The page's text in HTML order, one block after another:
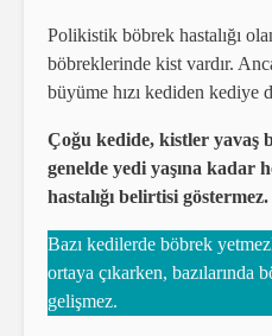
Polikistik böbrek hastalığı
böbreklerinde kist vardır.
büyüme hızı kediden kediye
Çoğu kedide, kistler yavaş
genelde yedi yaşına kadar
hastalığı belirtisi göstermez.
Bazı kedilerde böbrek
ortaya çıkarken, bazılarında
gelişmez.